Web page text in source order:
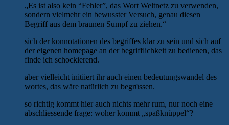
„Es ist also kein “Fehler”, das Wort Weltnetz zu verwenden,
sondern vielmehr ein bewusster Versuch, genau diesen
Begriff aus dem braunen Sumpf zu ziehen.“
sich der konnotationen des begriffes klar zu sein und sich auf
der eigenen homepage an der begrifflichkeit zu bedienen, das
finde ich schockierend.
aber vielleicht initiiert ihr auch einen bedeutungswandel des
wortes, das wäre natürlich zu begrüssen.
so richtig kommt hier auch nichts mehr rum, nur noch eine
abschliessende frage: woher kommt „spaßknüppel“?